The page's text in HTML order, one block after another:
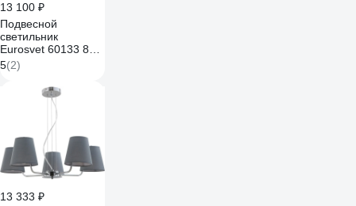
13 100 ₽
Подвесной
светильник
Eurosvet 60133 8
серебро a057760
5(2)
13 333 ₽